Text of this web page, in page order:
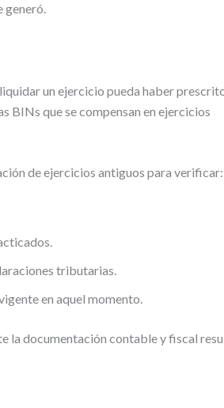
generó.
un ejercicio pueda haber
BINs que se compensan en ejercicios
de ejercicios antiguos para verificar:
tributarias.
en aquel momento.
la documentación contable y fiscal